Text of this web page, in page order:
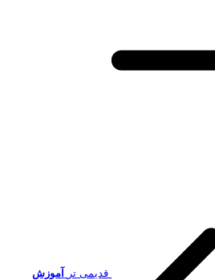
قدیمی تر
آموزش